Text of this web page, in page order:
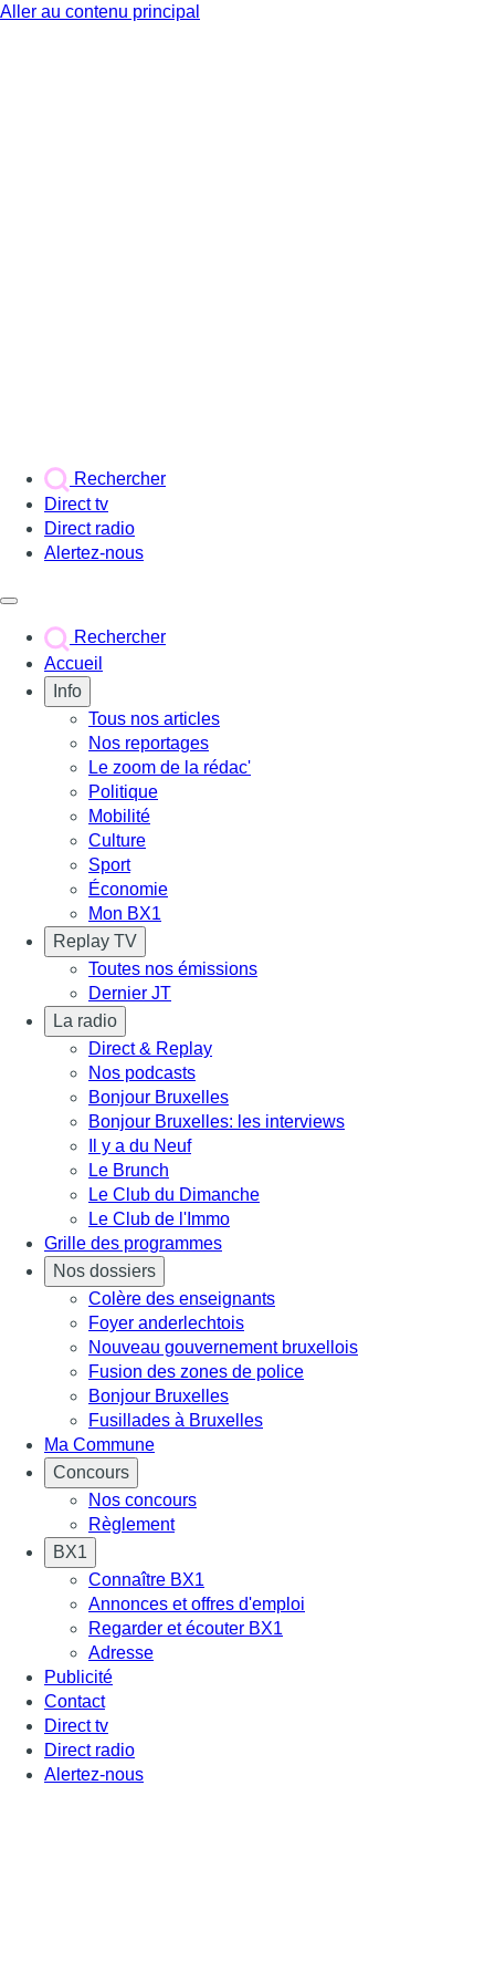
Aller au contenu principal
Rechercher
Direct tv
Direct radio
Alertez-nous
Rechercher
Accueil
Info
Tous nos articles
Nos reportages
Le zoom de la rédac'
Politique
Mobilité
Culture
Sport
Économie
Mon BX1
Replay TV
Toutes nos émissions
Dernier JT
La radio
Direct & Replay
Nos podcasts
Bonjour Bruxelles
Bonjour Bruxelles: les interviews
Il y a du Neuf
Le Brunch
Le Club du Dimanche
Le Club de l'Immo
Grille des programmes
Nos dossiers
Colère des enseignants
Foyer anderlechtois
Nouveau gouvernement bruxellois
Fusion des zones de police
Bonjour Bruxelles
Fusillades à Bruxelles
Ma Commune
Concours
Nos concours
Règlement
BX1
Connaître BX1
Annonces et offres d'emploi
Regarder et écouter BX1
Adresse
Publicité
Contact
Direct tv
Direct radio
Alertez-nous